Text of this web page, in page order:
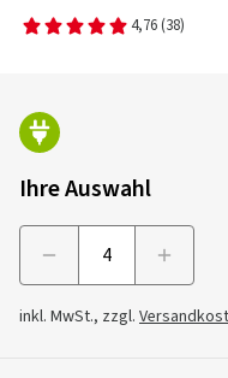
4,76 (38)
Ihre Auswahl
inkl. MwSt., zzgl.